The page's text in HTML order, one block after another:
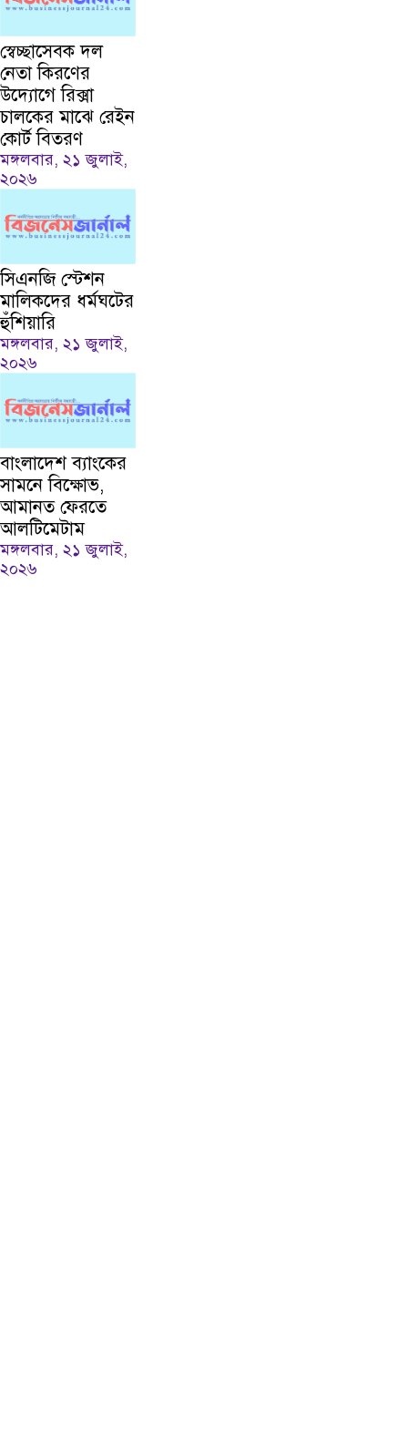
স্বেচ্ছাসেবক দল
নেতা কিরণের
উদ্যোগে রিক্সা
চালকের মাঝে রেইন
কোর্ট বিতরণ
মঙ্গলবার, ২১ জুলাই,
২০২৬
সিএনজি স্টেশন
মালিকদের ধর্মঘটের
হুঁশিয়ারি
মঙ্গলবার, ২১ জুলাই,
২০২৬
বাংলাদেশ ব্যাংকের
সামনে বিক্ষোভ,
আমানত ফেরতে
আলটিমেটাম
মঙ্গলবার, ২১ জুলাই,
২০২৬